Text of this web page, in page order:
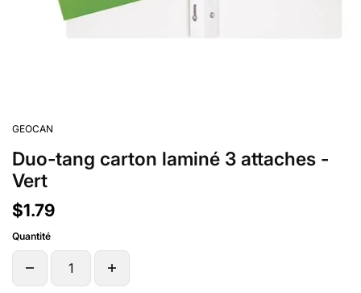
GEOCAN
Duo-tang carton laminé 3 attaches -
Vert
$1.79
Quantité